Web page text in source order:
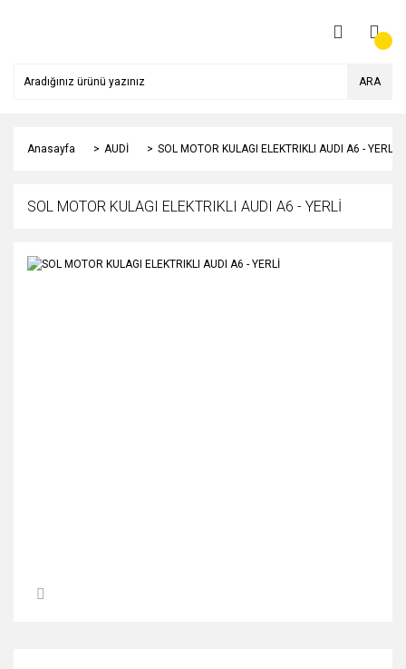
ARA
Anasayfa AUDİ SOL MOTOR KULAGI ELEKTRIKLI AUDI A6 - YERLİ
SOL MOTOR KULAGI ELEKTRIKLI AUDI A6 - YERLİ